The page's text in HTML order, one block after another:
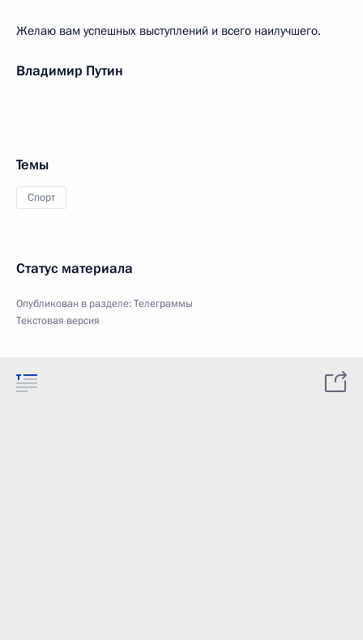
Желаю вам успешных выступлений и всего наилучшего.
Владимир Путин
Темы
Спорт
Статус материала
Опубликован в разделе:Телеграммы
Текстовая версия